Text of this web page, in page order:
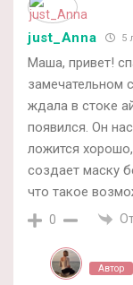
just_Anna 5
Маша, привет!
замечательном
ждала в стоке
появился. Он
ложится
создает маску
что такое
0
Автор